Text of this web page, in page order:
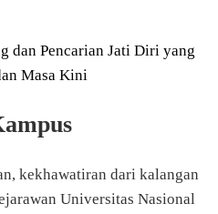
dan Pencarian Jati Diri yang
Masa Kini
kekhawatiran dari kalangan
Universitas Nasional